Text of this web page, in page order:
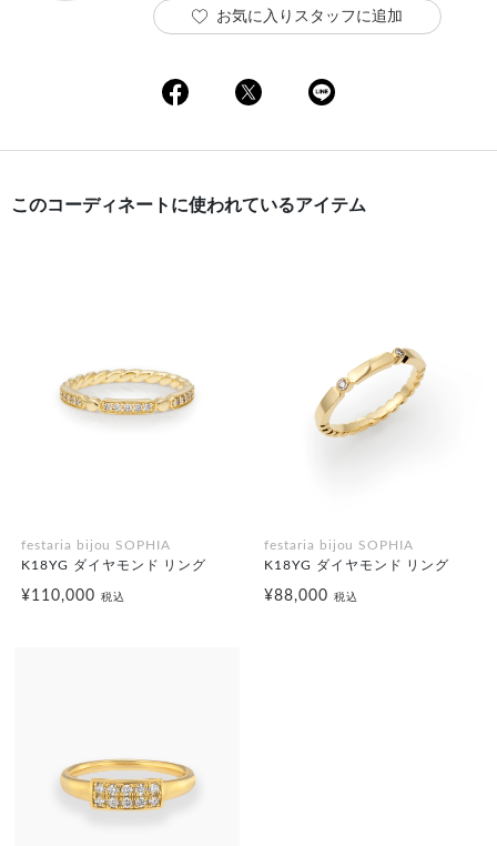
お気に入りスタッフに追加
このコーディネートに使われているアイテム
festaria bijou SOPHIA
K18YG ダイヤモンド リング
¥110,000 税込
festaria bijou SOPHIA
K18YG ダイヤモンド リング
¥88,000 税込